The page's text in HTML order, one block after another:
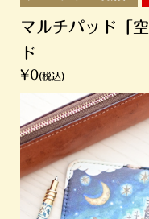
マルチパッド「
ド
¥0(税込)